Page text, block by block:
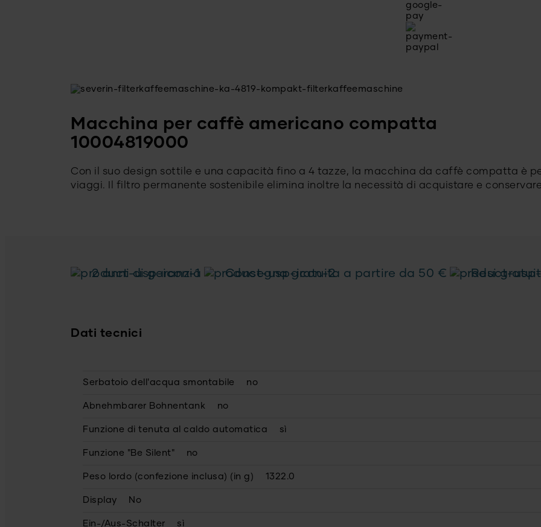
Macchina per caffè americano compatta
10004819000
Con il suo design sottile e una capacità fino a 4 tazze, la macchina da caffè compatta è
viaggi. Il filtro permanente sostenibile elimina inoltre la necessità di acquistare e
2 anni di garanzia Consegna gratuita a partire da 50 € Resi
Dati tecnici
Serbatoio dell'acqua smontabile no
Abnehmbarer Bohnentank no
Funzione di tenuta al caldo automatica sì
Funzione "Be Silent" no
Peso lordo (confezione inclusa) (in g) 1322.0
Display No
Ein-/Aus-Schalter sì